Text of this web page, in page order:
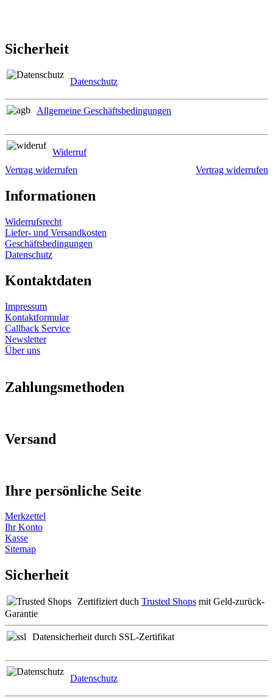
Sicherheit
Datenschutz
Allgemeine Geschäftsbedingungen
Widerruf
Vertrag widerrufen
Vertrag widerrufen
Informationen
Widerrufsrecht
Liefer- und Versandkosten
Geschäftsbedingungen
Datenschutz
Kontaktdaten
Impressum
Kontaktformular
Callback Service
Newsletter
Über uns
Zahlungsmethoden
Versand
Ihre persönliche Seite
Merkzettel
Ihr Konto
Kasse
Sitemap
Sicherheit
Zertifiziert duch Trusted Shops mit Geld-zurück-
Garantie
Datensicherheit durch SSL-Zertifikat
Datenschutz